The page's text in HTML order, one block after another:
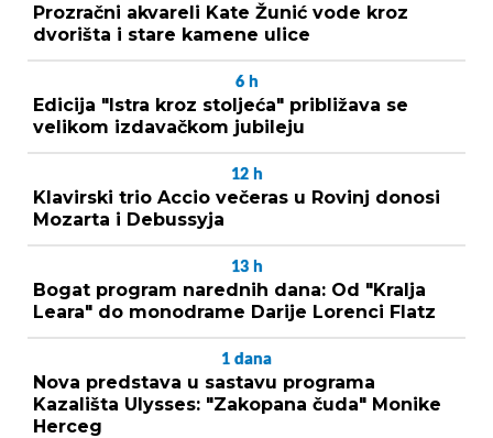
Prozračni akvareli Kate Žunić vode kroz
dvorišta i stare kamene ulice
6 h
Edicija "Istra kroz stoljeća" približava se
velikom izdavačkom jubileju
12 h
Klavirski trio Accio večeras u Rovinj donosi
Mozarta i Debussyja
13 h
Bogat program narednih dana: Od "Kralja
Leara" do monodrame Darije Lorenci Flatz
1 dana
Nova predstava u sastavu programa
Kazališta Ulysses: "Zakopana čuda" Monike
Herceg